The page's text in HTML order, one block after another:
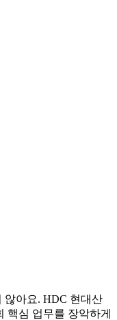
않아요. HDC 현대산
핵심 업무를 장악하게